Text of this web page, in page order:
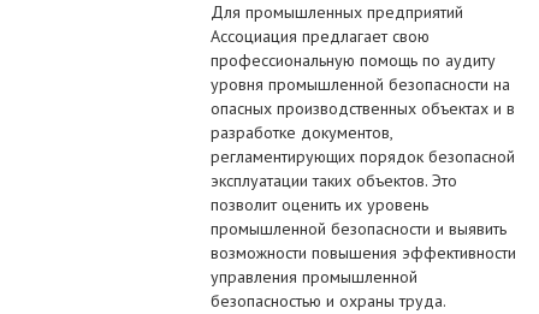
Для промышленных предприятий
Ассоциация предлагает свою
профессиональную помощь по аудиту
уровня промышленной безопасности на
опасных производственных объектах и в
разработке документов,
регламентирующих порядок безопасной
эксплуатации таких объектов. Это
позволит оценить их уровень
промышленной безопасности и выявить
возможности повышения эффективности
управления промышленной
безопасностью и охраны труда.